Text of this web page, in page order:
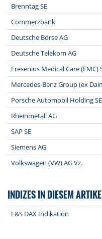
Brenntag SE
Commerzbank
Deutsche Börse AG
Deutsche Telekom AG
Fresenius Medical Care (FMC)
Mercedes-Benz Group (ex
Porsche Automobil Holding SE
Rheinmetall AG
SAP SE
Siemens AG
Volkswagen (VW) AG Vz.
INDIZES IN DIESEM
L&S DAX Indikation